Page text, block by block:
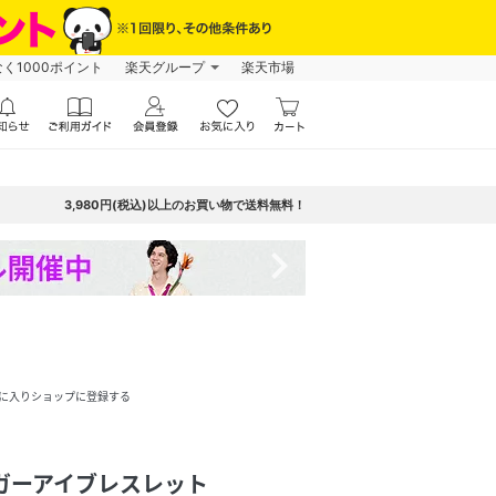
1000ポイント 楽天グループ 楽天市場
3,980円(税込)以上のお買い物で送料無料！
入りショップに登録する
ーアイブレスレット